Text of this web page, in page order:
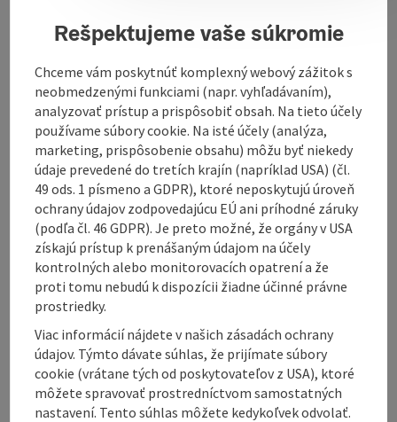
On ourwebsiteyou will find all the information you
need about new and used cars, current promotions
and campaigns, as well as our service offers. Get in
touch with us right away - we are always here for you
and will be happy to answer your questions personally.
Contact
Opening hours
Arrival
Suitability
Rešpektujeme vaše súkromie
Chceme vám poskytnúť komplexný webový zážitok s
neobmedzenými funkciami (napr. vyhľadávaním),
analyzovať prístup a prispôsobiť obsah. Na tieto účely
používame súbory cookie. Na isté účely (analýza,
marketing, prispôsobenie obsahu) môžu byť niekedy
údaje prevedené do tretích krajín (napríklad USA) (čl.
49 ods. 1 písmeno a GDPR), ktoré neposkytujú úroveň
ochrany údajov zodpovedajúcu EÚ ani príhodné záruky
(podľa čl. 46 GDPR). Je preto možné, že orgány v USA
získajú prístup k prenášaným údajom na účely
kontrolných alebo monitorovacích opatrení a že
proti tomu nebudú k dispozícii žiadne účinné právne
prostriedky.
Viac informácií nájdete v našich zásadách ochrany
údajov. Týmto dávate súhlas, že prijímate súbory
cookie (vrátane tých od poskytovateľov z USA), ktoré
môžete spravovať prostredníctvom samostatných
nastavení. Tento súhlas môžete kedykoľvek odvolať.